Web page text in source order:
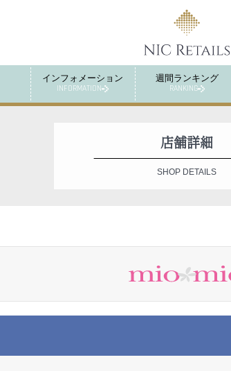
インフォメーション
INFORMATION
週間ランキング
RANKING
店舗詳細
SHOP DETAILS